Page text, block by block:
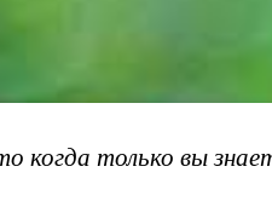
когда только вы